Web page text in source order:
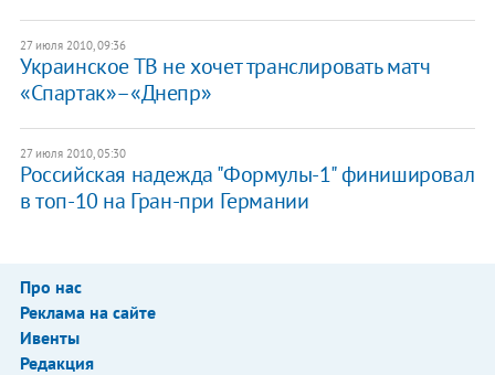
27 июля 2010, 09:36
Украинское ТВ не хочет транслировать матч
«Спартак»–«Днепр»
27 июля 2010, 05:30
Российская надежда "Формулы-1" финишировал
в топ-10 на Гран-при Германии
Про нас
Реклама на сайте
Ивенты
Редакция